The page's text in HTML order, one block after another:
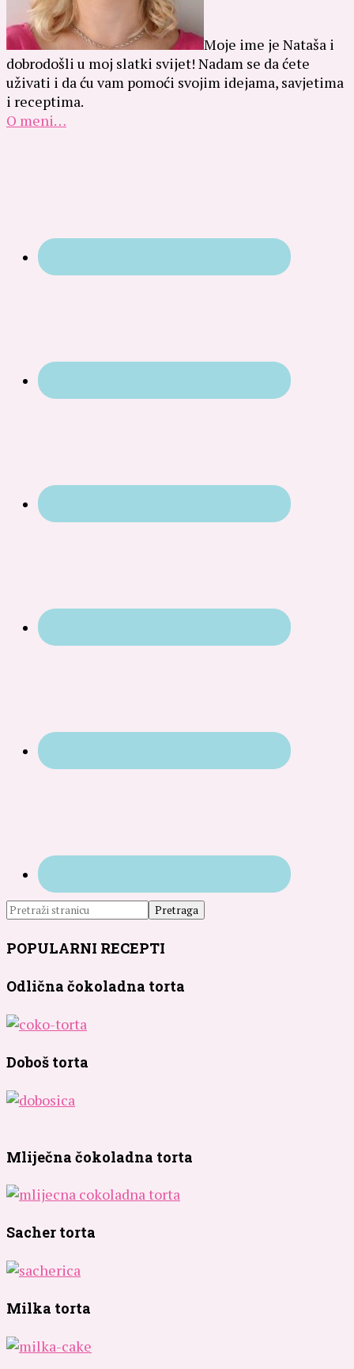
Moje ime je Nataša i
dobrodošli u moj slatki svijet! Nadam se da ćete
uživati i da ću vam pomoći svojim idejama, savjetima
i receptima.
O meni…
POPULARNI RECEPTI
Odlična čokoladna torta
Doboš torta
Mliječna čokoladna torta
Sacher torta
Milka torta